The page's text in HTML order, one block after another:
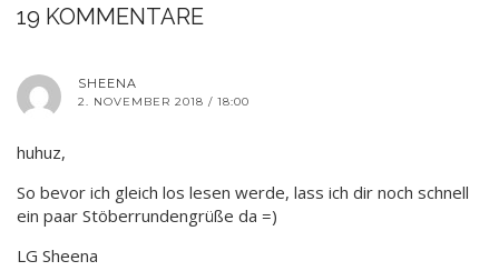
19 KOMMENTARE
SHEENA
2. NOVEMBER 2018 / 18:00
huhuz,
So bevor ich gleich los lesen werde, lass ich dir noch schnell
ein paar Stöberrundengrüße da =)
LG Sheena